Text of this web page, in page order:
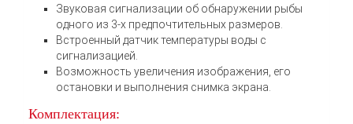
Звуковая сигнализации об обнаружении рыбы
одного из 3-х предпочтительных размеров.
Встроенный датчик температуры воды с
сигнализацией.
Возможность увеличения изображения, его
остановки и выполнения снимка экрана.
Комплектация: